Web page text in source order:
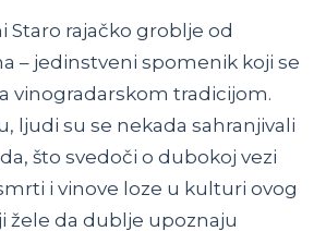
Staro rajačko groblje od
– jedinstveni spomenik koji se
vinogradarskom tradicijom.
ljudi su se nekada sahranjivali
što svedoči o dubokoj vezi
i vinove loze u kulturi ovog
žele da dublje upoznaju